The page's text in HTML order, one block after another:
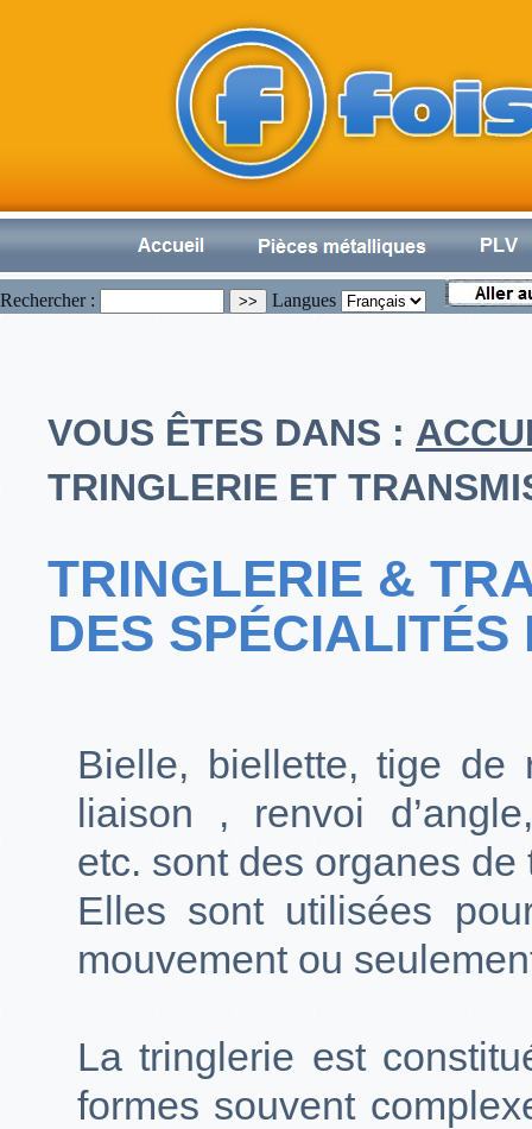
Rechercher : Langues
VOUS ÊTES DANS :
TRINGLERIE ET
TRINGLERIE &
DES SPÉCIALITÉS
Bielle, biellette, tige de
liaison , renvoi
etc. sont des organes de
Elles sont utilisées
mouvement ou
La tringlerie est
formes souvent